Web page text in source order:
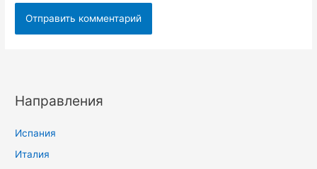
Направления
Испания
Италия